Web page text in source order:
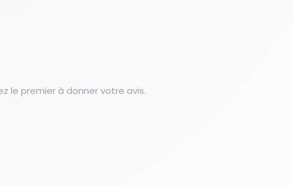
le premier à donner votre avis.